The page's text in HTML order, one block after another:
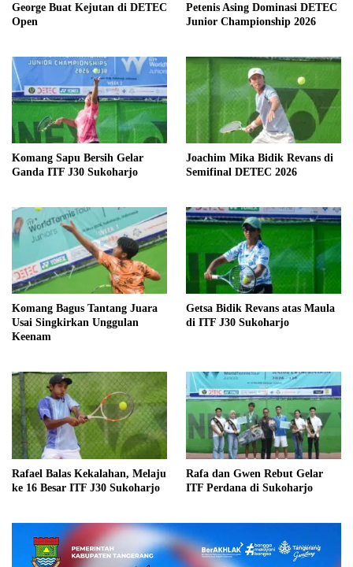
George Buat Kejutan di DETEC
Open
Petenis Asing Dominasi DETEC
Junior Championship 2026
Komang Sapu Bersih Gelar
Ganda ITF J30 Sukoharjo
Joachim Mika Bidik Revans di
Semifinal DETEC 2026
Komang Bagus Tantang Juara
Usai Singkirkan Unggulan
Keenam
Getsa Bidik Revans atas Maula
di ITF J30 Sukoharjo
Rafael Balas Kekalahan, Melaju
ke 16 Besar ITF J30 Sukoharjo
Rafa dan Gwen Rebut Gelar
ITF Perdana di Sukoharjo